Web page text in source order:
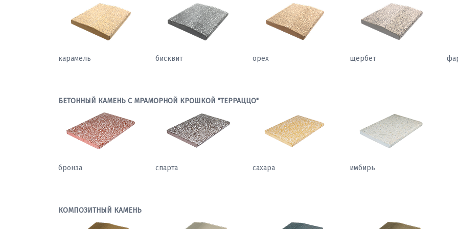
карамель бисквит орех щербет
БЕТОННЫЙ КАМЕНЬ С МРАМОРНОЙ КРОШКОЙ "ТЕРРАЦЦО"
бронза спарта сахара имбирь
КОМПОЗИТНЫЙ КАМЕНЬ